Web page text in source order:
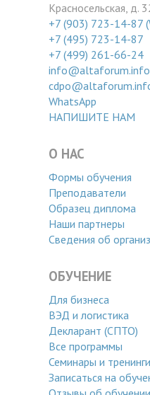
Красносельская, д.
+7 (903) 723-14-87
+7 (495) 723-14-87
+7 (499) 261-66-24
info@altaforum.info
WhatsApp
НАПИШИТЕ НАМ
О НАС
Формы обучения
Преподаватели
Образец диплома
Наши партнеры
Сведения об
ОБУЧЕНИЕ
Для бизнеса
ВЭД и логистика
Декларант (СПТО)
Все программы
Семинары и тренинги
Записаться на